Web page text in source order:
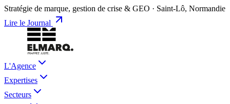
Stratégie de marque, gestion de crise & GEO · Saint-Lô, Normandie
Lire le Journal
L'Agence
Expertises
Secteurs